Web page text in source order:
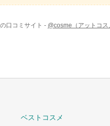
の口コミサイト - @cosme（アットコス
ベストコスメ